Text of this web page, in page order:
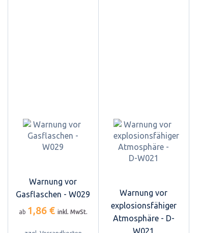
Warnung vor
Gasflaschen - W029
ab 1,86 € inkl. MwSt.
Warnung vor
explosionsfähiger
Atmosphäre - D-
W021